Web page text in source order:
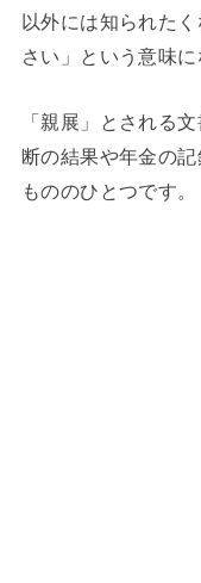
以外には知られた
さい」という意味に
「親展」とされる
断の結果や年金の
もののひとつです。